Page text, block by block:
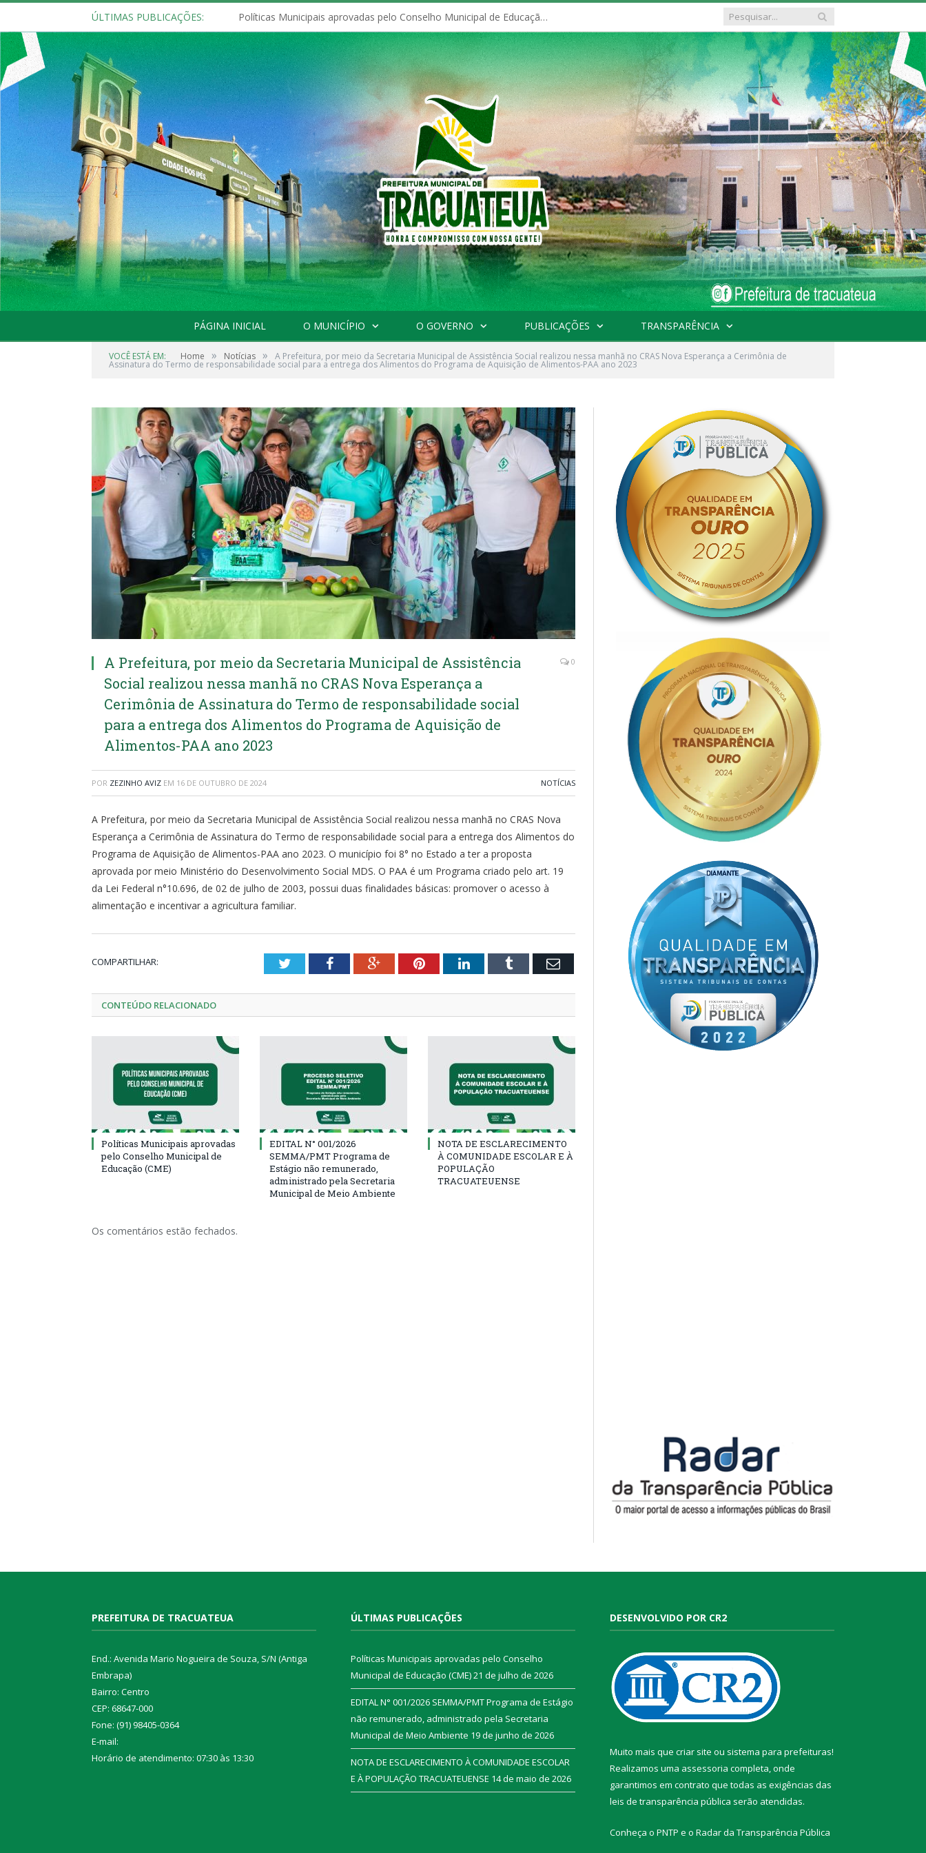
ÚLTIMAS PUBLICAÇÕES: Políticas Municipais aprovadas pelo Conselho Municipal de Educação (CME)
PÁGINA INICIAL O MUNICÍPIO O GOVERNO PUBLICAÇÕES TRANSPARÊNCIA
VOCÊ ESTÁ EM: Home » Notícias » A Prefeitura, por meio da Secretaria Municipal de Assistência Social realizou nessa manhã no CRAS Nova Esperança a Cerimônia de
Assinatura do Termo de responsabilidade social para a entrega dos Alimentos do Programa de Aquisição de Alimentos-PAA ano 2023
A Prefeitura, por meio da Secretaria Municipal de Assistência
Social realizou nessa manhã no CRAS Nova Esperança a
Cerimônia de Assinatura do Termo de responsabilidade social
para a entrega dos Alimentos do Programa de Aquisição de
Alimentos-PAA ano 2023
0
POR ZEZINHO AVIZ EM 16 DE OUTUBRO DE 2024 NOTÍCIAS
A Prefeitura, por meio da Secretaria Municipal de Assistência Social realizou nessa manhã no CRAS Nova
Esperança a Cerimônia de Assinatura do Termo de responsabilidade social para a entrega dos Alimentos do
Programa de Aquisição de Alimentos-PAA ano 2023. O município foi 8° no Estado a ter a proposta
aprovada por meio Ministério do Desenvolvimento Social MDS. O PAA é um Programa criado pelo art. 19
da Lei Federal n°10.696, de 02 de julho de 2003, possui duas finalidades básicas: promover o acesso à
alimentação e incentivar a agricultura familiar.
COMPARTILHAR: TwitterFacebookGoogle+PinterestLinkedInTumblr Email
CONTEÚDO RELACIONADO
Políticas Municipais aprovadas
pelo Conselho Municipal de
Educação (CME)
EDITAL N° 001/2026
SEMMA/PMT Programa de
Estágio não remunerado,
administrado pela Secretaria
Municipal de Meio Ambiente
NOTA DE ESCLARECIMENTO
À COMUNIDADE ESCOLAR E À
POPULAÇÃO
TRACUATEUENSE
Os comentários estão fechados.
PREFEITURA DE TRACUATEUA
End.: Avenida Mario Nogueira de Souza, S/N (Antiga
Embrapa)
Bairro: Centro
CEP: 68647-000
Fone: (91) 98405-0364
E-mail:
Horário de atendimento: 07:30 às 13:30
ÚLTIMAS PUBLICAÇÕES
Políticas Municipais aprovadas pelo Conselho
Municipal de Educação (CME)21 de julho de 2026
EDITAL N° 001/2026 SEMMA/PMT Programa de Estágio
não remunerado, administrado pela Secretaria
Municipal de Meio Ambiente 19 de junho de 2026
NOTA DE ESCLARECIMENTO À COMUNIDADE ESCOLAR
E À POPULAÇÃO TRACUATEUENSE 14 de maio de 2026
DESENVOLVIDO POR CR2
Muito mais que criar site ou sistema para prefeituras!
Realizamos uma assessoria completa, onde
garantimos em contrato que todas as exigências das
leis de transparência pública serão atendidas.
Conheça o PNTP e o Radar da Transparência Pública